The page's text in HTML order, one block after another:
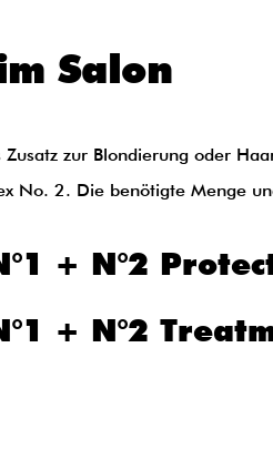
Salon
zur Blondierung oder
No. 2. Die benötigte Menge
+ N°2
+ N°2